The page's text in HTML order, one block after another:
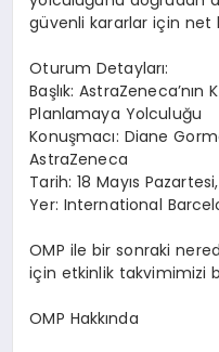
güvenli kararlar için net
OturumDetayları:
Başlık: AstraZeneca’nın
Planlamaya Yolculuğu
Konuşmacı: Diane
AstraZeneca
Tarih: 18 Mayıs Pazartesi,
Yer: International
OMP ile bir sonraki
için etkinlik takvimimizi
OMP Hakkında